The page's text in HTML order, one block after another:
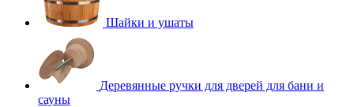
Шайки и ушаты
Деревянные ручки для дверей для бани и
сауны